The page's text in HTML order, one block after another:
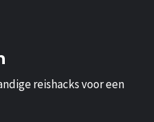
reishacks voor een